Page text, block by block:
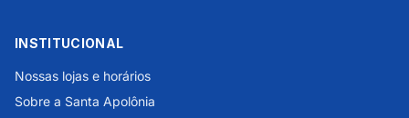
INSTITUCIONAL
Nossas lojas e horários
Sobre a Santa Apolônia